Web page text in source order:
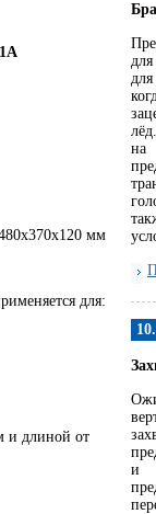
мм
для:
и длиной от
на
и